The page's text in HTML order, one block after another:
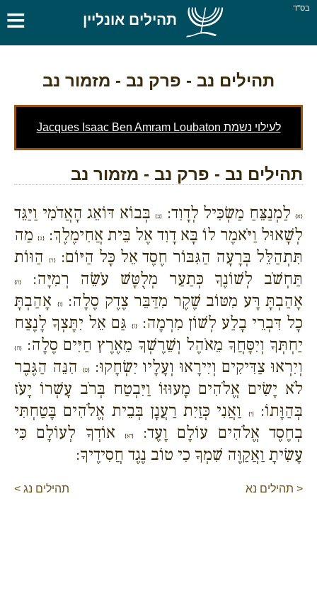
בס''ד ≡ תהילים אונליין
תהילים נב - פרק נב - מזמור נב
לעילוי נשמת Jacques Isaac Ben Amram Loubaton
תהילים נב - פרק נב - מזמור נב
{א} לַמְנַצֵּחַ מַשְׂכִּיל לְדָוִד: {ב} בְּבוֹא דּוֹאֵג הָאֲדֹמִי וַיַּגֵּד
לְשָׁאוּל וַיֹּאמֶר לוֹ בָּא דָוִד אֶל בֵּית אֲחִימֶלֶךְ:
{ג} מַה
תִּתְהַלֵּל בְּרָעָה הַגִּבּוֹר חֶסֶד אֵל כָּל הַיּוֹם:{ד}
הַוּוֹת
תַּחְשֹׁב לְשׁוֹנֶךָ כְּתַעַר מְלֻטָּשׁ עֹשֵׂה רְמִיָּה:
{ה}
אָהַבְתָּ רָּע מִטּוֹב שֶׁקֶר מִדַּבֵּר צֶדֶק סֶלָה:{ו}
אָהַבְתָּ
כָל דִּבְרֵי בָלַע לְשׁוֹן מִרְמָה:
{ז}
גַּם אֵל יִתָּצְךָ לָנֶצַח
יַחְתְּךָ וְיִסָּחֲךָ מֵאֹהֶל וְשֵׁרֶשְׁךָ מֵאֶרֶץ חַיִּים סֶלָה:
{ח}
וְיִרְאוּ צַדִּיקִים וְיִירָאוּ וְעָלָיו יִשְׂחָקוּ:{ט}
הִנֵּה הַגֶּבֶר
לֹא יָשִׂים אֱלֹהִים מָעוּזּוֹ וַיִּבְטַח בְּרֹב עָשְׁרוֹ יָעֹז
בְּהַוָּתוֹ:{י}
וַאֲנִי כְּזַיִת רַעֲנָן בְּבֵית אֱלֹהִים בָּטַחְתִּי
בְחֶסֶד אֱלֹהִים עוֹלָם וָעֶד:{יא}
אוֹדְךָ לְעוֹלָם כִּי
עָשִׂיתָ וַאֲקַוֶּה שִׁמְךָ כִי טוֹב נֶגֶד חֲסִידֶיךָ:
< תהילים נא תהילים נג >